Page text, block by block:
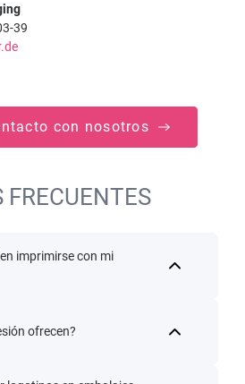
39
con nosotros
FRECUENTES
imprimirse con mi
ofrecen?